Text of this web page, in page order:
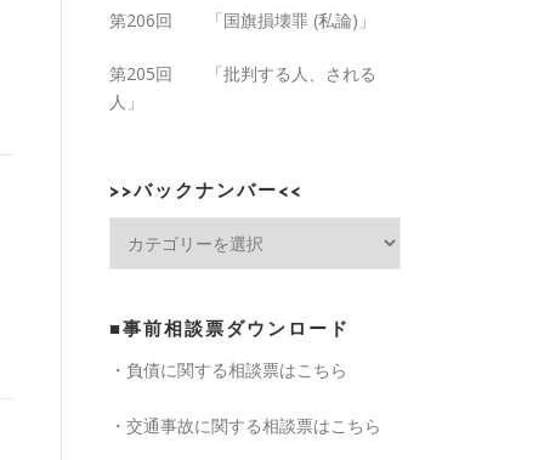
第206回 「国旗損壊罪 (私論)」
第205回 「批判する人、される
人」
>>バックナンバー<<
ナ
ン
ー
■事前相談票ダウンロード
・負債に関する相談票はこちら
・交通事故に関する相談票はこちら